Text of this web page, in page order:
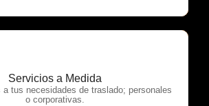
Servicios a Medida
a tus necesidades de traslado; personales
o corporativas.
OTP Servicios